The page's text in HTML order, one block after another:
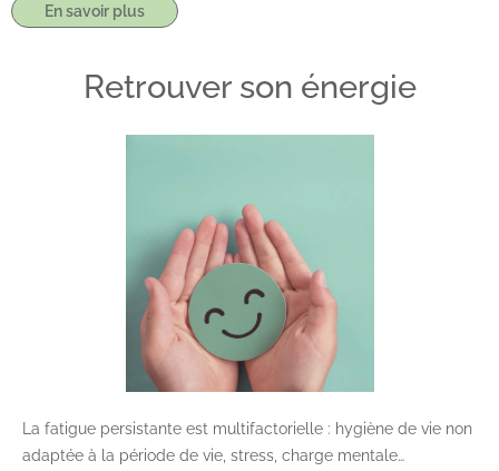
En savoir plus
Retrouver son énergie
La fatigue persistante est multifactorielle : hygiène de vie non
adaptée à la période de vie, stress, charge mentale…